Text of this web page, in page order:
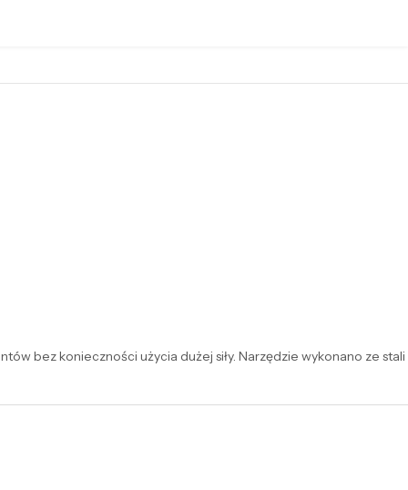
bez konieczności użycia dużej siły. Narzędzie wykonano ze stali